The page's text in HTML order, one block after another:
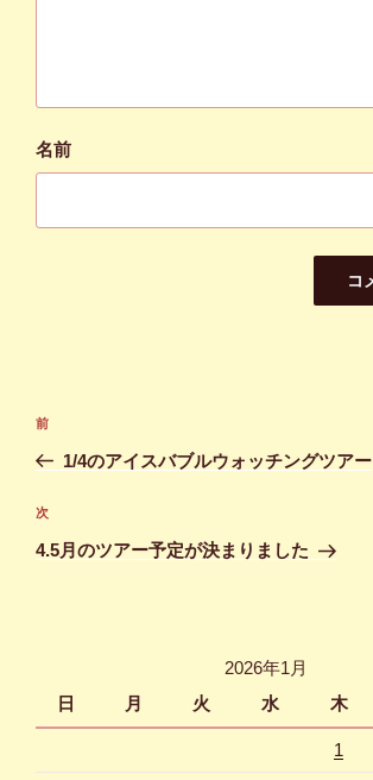
名前
投
ナ
ビ
ゲ
前
の
稿
前
1/4のアイスバブルウォッチングツアー
次
の
次
4.5月のツアー予定が決まりました
2026年1月
日
月 火 水 木
1